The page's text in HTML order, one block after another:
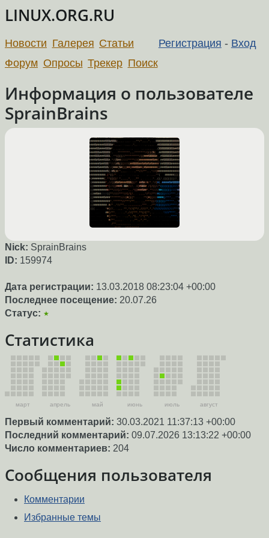
LINUX.ORG.RU
Регистрация - Вход
Новости Галерея Статьи
Форум Опросы Трекер Поиск
Информация о пользователе
SprainBrains
Nick: SprainBrains
ID: 159974
Дата регистрации: 13.03.2018 08:23:04 +00:00
Последнее посещение: 20.07.26
Статус: ★
Статистика
март апрель май июнь июль август
Первый комментарий: 30.03.2021 11:37:13 +00:00
Последний комментарий: 09.07.2026 13:13:22 +00:00
Число комментариев: 204
Сообщения пользователя
Комментарии
Избранные темы